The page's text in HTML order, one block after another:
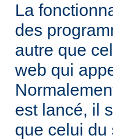
La
des
autre que
web qui
est lancé, il
que celui du